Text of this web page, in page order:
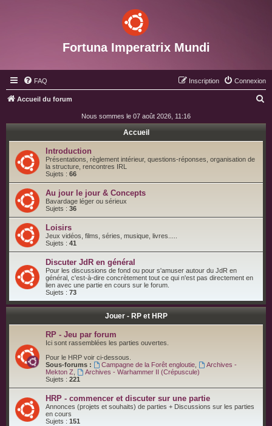
Fortuna Imperatrix Mundi
FAQ Connexion
Inscription
Accueil du forum
Nous sommes le 07 août 2026, 11:16
Accueil
Introduction
Présentations, règlement intérieur, questions-réponses, organisation de
la structure, rencontres IRL
Sujets : 66
Au jour le jour & Concepts
Bavardage léger ou sérieux
Sujets : 36
Loisirs
Jeux vidéos, films, séries, musique, livres.....
Sujets : 41
Discuter JdR en général
Pour les discussions de fond ou pour s'amuser autour du JdR en
général, c'est-à-dire concrètement tout ce qui n'est pas directement en
lien avec une partie en cours sur le forum.
Sujets : 73
Jouer - RP et HRP
RP - Jeu par forum
Ici sont rassemblées les parties ouvertes.
Pour le HRP voir ci-dessous.
Sous-forums :
Campagne de la Forêt engloutie,
Archives -
Mekton Z
Archives - Warhammer II (Crépuscule)
Sujets : 221
HRP - commencer et discuter sur une partie
Annonces (projets et souhaits) de parties + Discussions sur les parties
en cours
Sujets : 151